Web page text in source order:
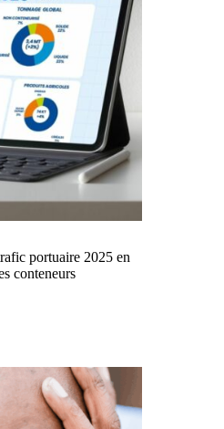
portuaire 2025 en
conteneurs